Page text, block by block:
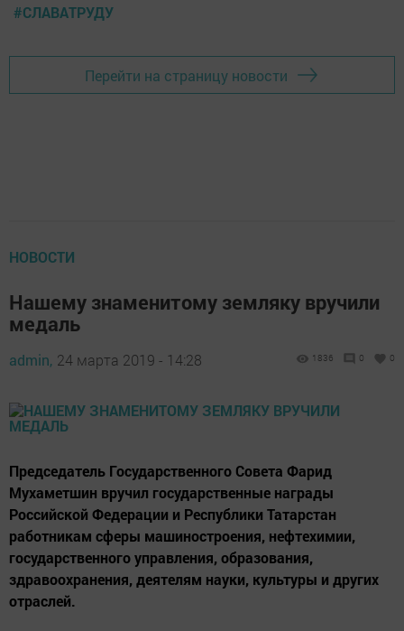
#СЛАВАТРУДУ
Перейти на страницу новости
НОВОСТИ
Нашему знаменитому земляку вручили
медаль
admin, 24 марта 2019 - 14:28 1836 0 0
Председатель Государственного Совета Фарид
Мухаметшин вручил государственные награды
Российской Федерации и Республики Татарстан
работникам сферы машиностроения, нефтехимии,
государственного управления, образования,
здравоохранения, деятелям науки, культуры и других
отраслей.